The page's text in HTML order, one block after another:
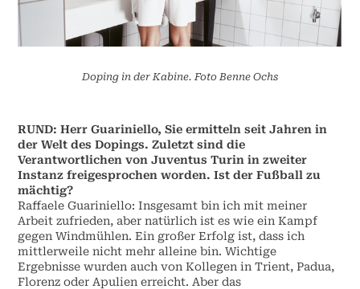
Doping in der Kabine. Foto Benne Ochs
RUND: Herr Guariniello, Sie ermitteln seit Jahren in
der Welt des Dopings. Zuletzt sind die
Verantwortlichen von Juventus Turin in zweiter
Instanz freigesprochen worden. Ist der Fußball zu
mächtig?
Raffaele Guariniello: Insgesamt bin ich mit meiner
Arbeit zufrieden, aber natürlich ist es wie ein Kampf
gegen Windmühlen. Ein großer Erfolg ist, dass ich
mittlerweile nicht mehr alleine bin. Wichtige
Ergebnisse wurden auch von Kollegen in Trient, Padua,
Florenz oder Apulien erreicht. Aber das